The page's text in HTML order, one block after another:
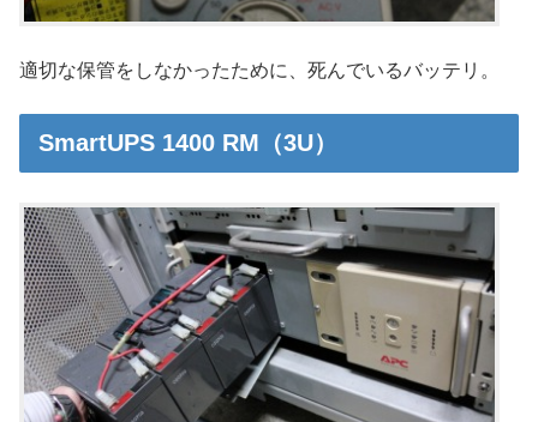
適切な保管をしなかったために、死んでいるバッテリ。
SmartUPS 1400 RM（3U）